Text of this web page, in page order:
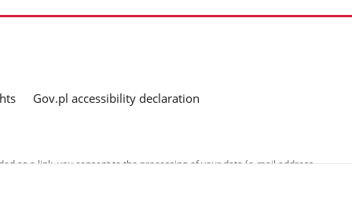
Gov.pl accessibility declaration
as a link, you consent to the processing of your data (e-mail address